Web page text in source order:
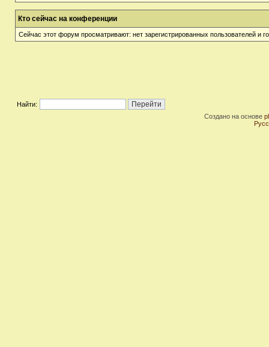
Кто сейчас на конференции
Сейчас этот форум просматривают: нет зарегистрированных пользователей и
Найти:
Создано на основе